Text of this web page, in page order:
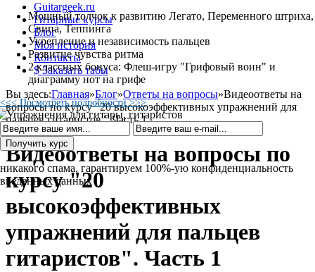
Guitargeek.ru
Гитарные курсы
Блог
Моя история
Контакты
$ Заказать табы
Вы здесь:Главная»Блог»Ответы на вопросы»Видеоответы на
вопросы по курсу "20 высокоэффективных упражнений для
пальцев гитаристов". Часть 1
Видеоответы на вопросы по
курсу "20
высокоэффективных
упражнений для пальцев
гитаристов". Часть 1
Мощный толчок к развитию Легато, Переменного штриха,
Свипа, Теппинга
Укрепление и независимость пальцев
Развитие чувства ритма
2 классных бонуса: Флеш-игру "Грифовый воин" и
диаграмму нот на грифе
<<< Посмотреть подробности >>>
никакого спама, гарантируем 100%-ую конфиденциальность
введенных данных